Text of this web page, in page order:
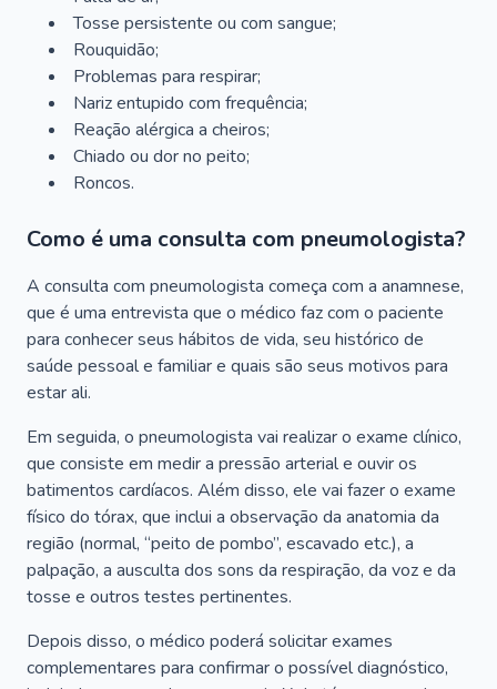
Tosse persistente ou com sangue;
Rouquidão;
Problemas para respirar;
Nariz entupido com frequência;
Reação alérgica a cheiros;
Chiado ou dor no peito;
Roncos.
Como é uma consulta com pneumologista?
A consulta com pneumologista começa com a anamnese,
que é uma entrevista que o médico faz com o paciente
para conhecer seus hábitos de vida, seu histórico de
saúde pessoal e familiar e quais são seus motivos para
estar ali.
Em seguida, o pneumologista vai realizar o exame clínico,
que consiste em medir a pressão arterial e ouvir os
batimentos cardíacos. Além disso, ele vai fazer o exame
físico do tórax, que inclui a observação da anatomia da
região (normal, “peito de pombo”, escavado etc.), a
palpação, a ausculta dos sons da respiração, da voz e da
tosse e outros testes pertinentes.
Depois disso, o médico poderá solicitar exames
complementares para confirmar o possível diagnóstico,